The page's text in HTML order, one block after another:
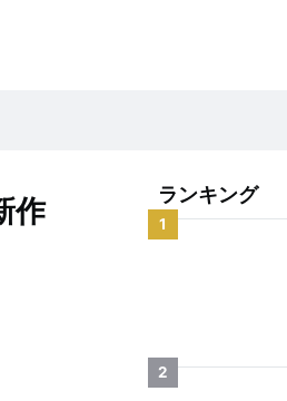
作
ランキング
1
2